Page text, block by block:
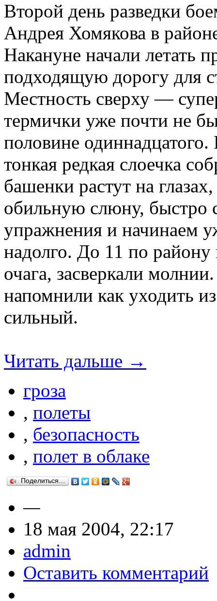
Второй день разведки
Андрея Хомякова в
Накануне начали летать
подходящую дорогу для
Местность сверху —
термички уже почти не
половине
тонкая редкая слоечка
башенки растут на
обильную слюну, быстро
упражнения и начинаем
надолго. До 11 по
очага, засверкали
напомнили как уходить
сильный.
Читать дальше →
гроза
, полеты
, безопасность
, полет в облаке
Поделиться…
—
18 мая 2004, 22:17
admin
Оставить комментарий